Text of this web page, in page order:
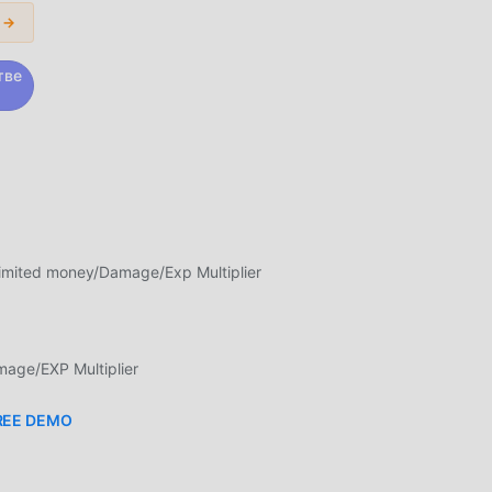
→
money/Damage/Exp Multiplier
EXP Multiplier
DEMO